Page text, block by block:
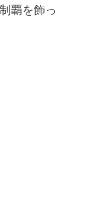
覇を飾っ